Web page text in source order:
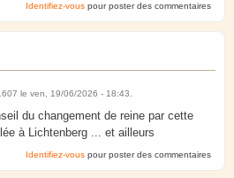
Identifiez-vous pour poster des commentaires
le ven, 19/06/2026 - 18:43
du changement de reine par cette
à Lichtenberg ... et ailleurs
Identifiez-vous pour poster des commentaires